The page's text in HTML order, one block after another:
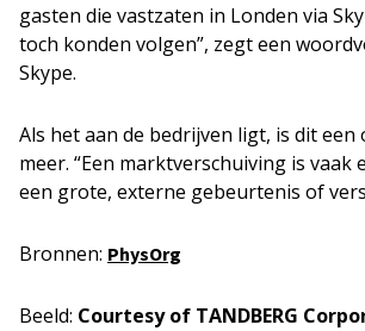
gasten die vastzaten in Londen via
toch konden volgen”, zegt een
Skype.
Als het aan de bedrijven ligt, is dit
meer. “Een marktverschuiving is vaak
een grote, externe gebeurtenis of
Bronnen: PhysOrg
Beeld: Courtesy of TANDBERG